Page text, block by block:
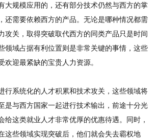
大规模应用的，还有部分技术仍然与西方的掌
还需要依赖西方的产品。无论是哪种情况都需
攻关，取得突破取代西方的同类产品只是时间
领域占据有利位置则是非常关键的事情，这些
迎最紧缺的宝贵人力资源。
行系统化的人才积累和技术攻关，这些领域将
是与西方国家一起进行技术输出，前途十分光
给这类就业人才非常优厚的优惠待遇。同时，
这些领域实现突破后，他们就会失去霸权地